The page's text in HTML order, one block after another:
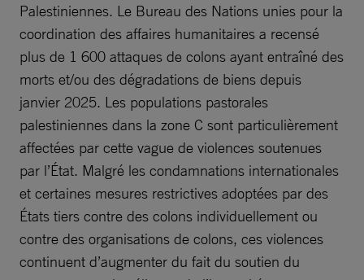
Palestiniennes. Le Bureau des Nations unies pour la
coordination des affaires humanitaires a recensé
plus de 1 600 attaques de colons ayant entraîné des
morts et/ou des dégradations de biens depuis
janvier 2025. Les populations pastorales
palestiniennes dans la zone C sont particulièrement
affectées par cette vague de violences soutenues
par l’État. Malgré les condamnations internationales
et certaines mesures restrictives adoptées par des
États tiers contre des colons individuellement ou
contre des organisations de colons, ces violences
continuent d’augmenter du fait du soutien du